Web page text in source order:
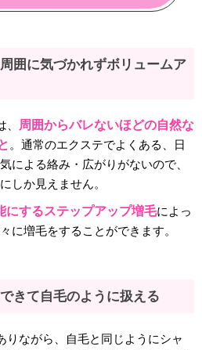
囲に気づかれずボリュームア
周囲からバレないほどの自然な
。通常のエクステでよくある、日
による絡み・広がりがないので、
しか見えません。
にするステップアップ増毛によっ
に増毛をすることができます。
きて自毛のように扱える
りながら、自毛と同じようにシャ